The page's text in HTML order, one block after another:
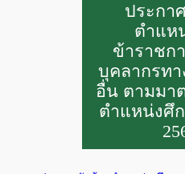
ประกา
ตำแห
ข้าราชก
บุคลากรท
อื่น ตามมา
ตำแหน่งศึ